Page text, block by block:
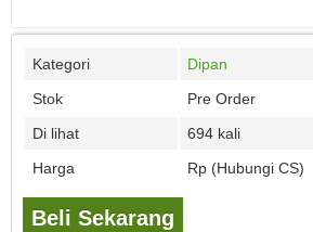
Kategori
Dipan
Stok
Pre Order
Di lihat
694 kali
Harga
Rp (Hubungi CS)
Beli Sekarang